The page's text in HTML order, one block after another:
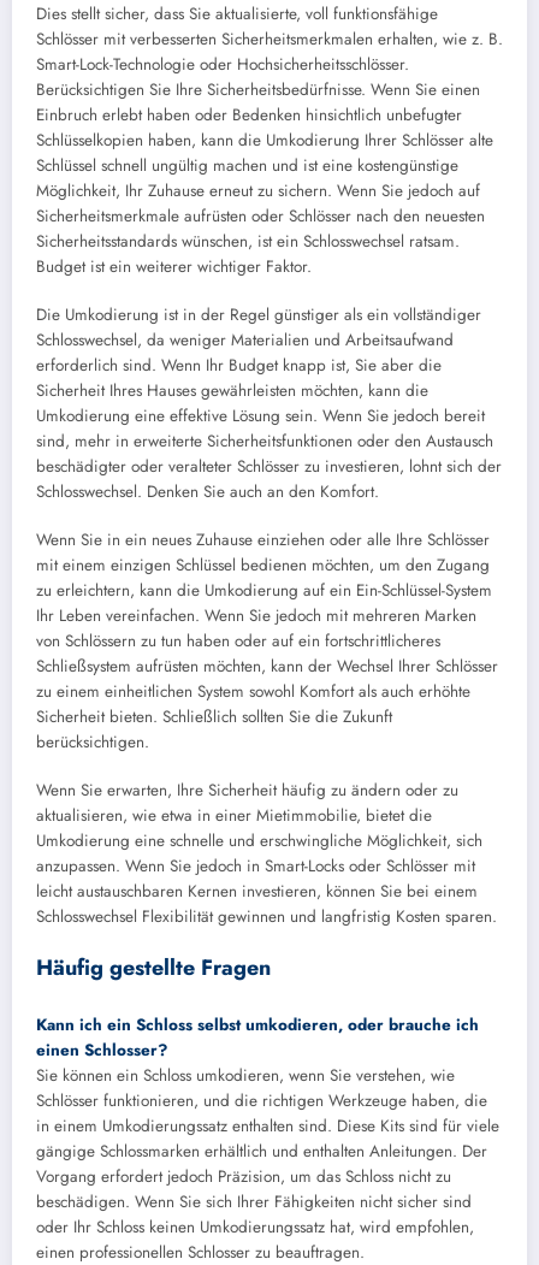
Dies stellt sicher, dass Sie aktualisierte, voll funktionsfähige
Schlösser mit verbesserten Sicherheitsmerkmalen erhalten, wie z. B.
Smart-Lock-Technologie oder Hochsicherheitsschlösser.
Berücksichtigen Sie Ihre Sicherheitsbedürfnisse. Wenn Sie einen
Einbruch erlebt haben oder Bedenken hinsichtlich unbefugter
Schlüsselkopien haben, kann die Umkodierung Ihrer Schlösser alte
Schlüssel schnell ungültig machen und ist eine kostengünstige
Möglichkeit, Ihr Zuhause erneut zu sichern. Wenn Sie jedoch auf
Sicherheitsmerkmale aufrüsten oder Schlösser nach den neuesten
Sicherheitsstandards wünschen, ist ein Schlosswechsel ratsam.
Budget ist ein weiterer wichtiger Faktor.
Die Umkodierung ist in der Regel günstiger als ein vollständiger
Schlosswechsel, da weniger Materialien und Arbeitsaufwand
erforderlich sind. Wenn Ihr Budget knapp ist, Sie aber die
Sicherheit Ihres Hauses gewährleisten möchten, kann die
Umkodierung eine effektive Lösung sein. Wenn Sie jedoch bereit
sind, mehr in erweiterte Sicherheitsfunktionen oder den Austausch
beschädigter oder veralteter Schlösser zu investieren, lohnt sich der
Schlosswechsel. Denken Sie auch an den Komfort.
Wenn Sie in ein neues Zuhause einziehen oder alle Ihre Schlösser
mit einem einzigen Schlüssel bedienen möchten, um den Zugang
zu erleichtern, kann die Umkodierung auf ein Ein-Schlüssel-System
Ihr Leben vereinfachen. Wenn Sie jedoch mit mehreren Marken
von Schlössern zu tun haben oder auf ein fortschrittlicheres
Schließsystem aufrüsten möchten, kann der Wechsel Ihrer Schlösser
zu einem einheitlichen System sowohl Komfort als auch erhöhte
Sicherheit bieten. Schließlich sollten Sie die Zukunft
berücksichtigen.
Wenn Sie erwarten, Ihre Sicherheit häufig zu ändern oder zu
aktualisieren, wie etwa in einer Mietimmobilie, bietet die
Umkodierung eine schnelle und erschwingliche Möglichkeit, sich
anzupassen. Wenn Sie jedoch in Smart-Locks oder Schlösser mit
leicht austauschbaren Kernen investieren, können Sie bei einem
Schlosswechsel Flexibilität gewinnen und langfristig Kosten sparen.
Häufig gestellte Fragen
Kann ich ein Schloss selbst umkodieren, oder brauche ich
einen Schlosser?
Sie können ein Schloss umkodieren, wenn Sie verstehen, wie
Schlösser funktionieren, und die richtigen Werkzeuge haben, die
in einem Umkodierungssatz enthalten sind. Diese Kits sind für viele
gängige Schlossmarken erhältlich und enthalten Anleitungen. Der
Vorgang erfordert jedoch Präzision, um das Schloss nicht zu
beschädigen. Wenn Sie sich Ihrer Fähigkeiten nicht sicher sind
oder Ihr Schloss keinen Umkodierungssatz hat, wird empfohlen,
einen professionellen Schlosser zu beauftragen.